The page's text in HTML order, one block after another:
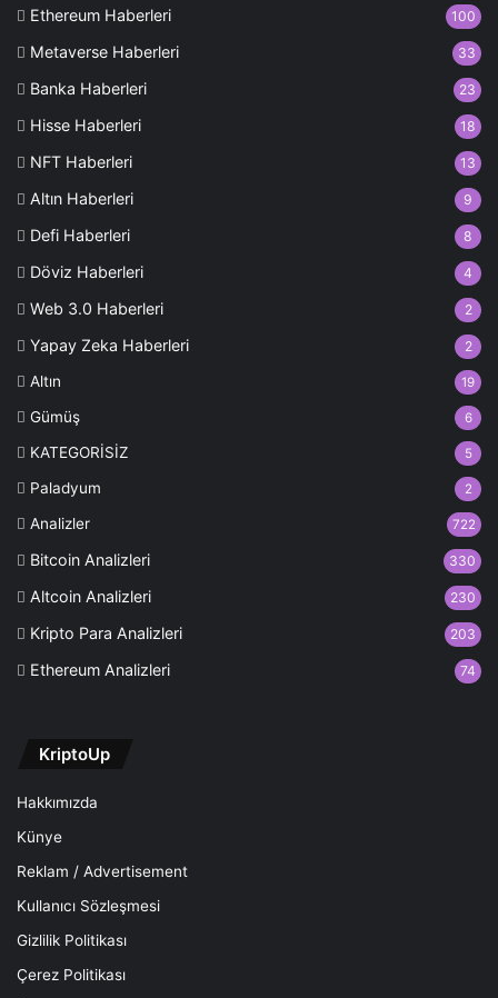
Ethereum Haberleri 100
Metaverse Haberleri 33
Banka Haberleri 23
Hisse Haberleri 18
NFT Haberleri 13
Altın Haberleri 9
Defi Haberleri 8
Döviz Haberleri 4
Web 3.0 Haberleri 2
Yapay Zeka Haberleri 2
Altın 19
Gümüş 6
KATEGORİSİZ 5
Paladyum 2
Analizler 722
Bitcoin Analizleri 330
Altcoin Analizleri 230
Kripto Para Analizleri 203
Ethereum Analizleri 74
KriptoUp
Hakkımızda
Künye
Reklam / Advertisement
Kullanıcı Sözleşmesi
Gizlilik Politikası
Çerez Politikası